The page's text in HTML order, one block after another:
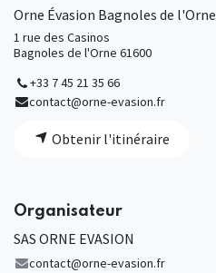
Orne Évasion Bagnoles de l'Orne
1 rue des Casinos
Bagnoles de l'Orne 61600
+33 7 45 21 35 66
contact@orne-evasion.fr
Obtenir l'itinéraire
Organisateur
SAS ORNE EVASION
contact@orne-evasion.fr